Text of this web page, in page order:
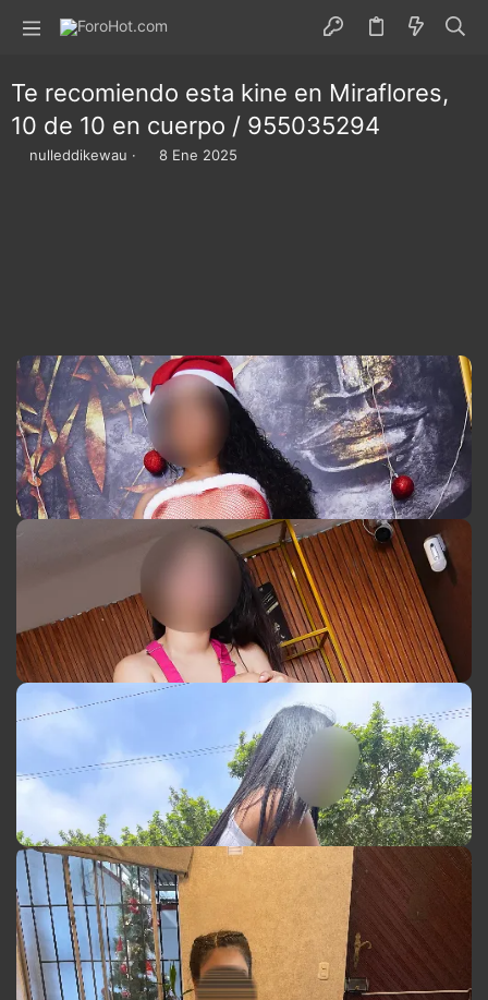
Te recomiendo esta kine en Miraflores,
10 de 10 en cuerpo / 955035294
I
l
e
m
a
nulleddikewau
F
i
o
8 Ene 2025